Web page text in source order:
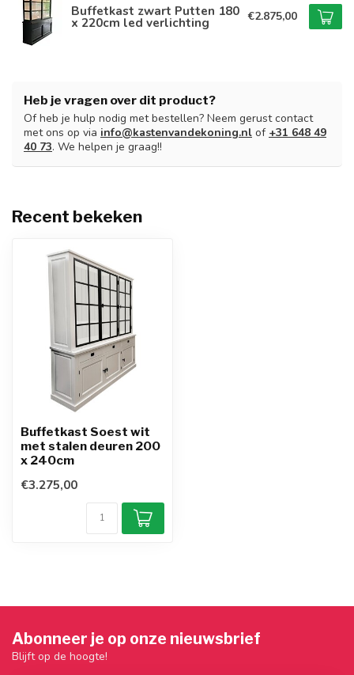
Buffetkast zwart Putten 180
x 220cm led verlichting €2.875,00
Heb je vragen over dit product?
Of heb je hulp nodig met bestellen? Neem gerust contact
met ons op via info@kastenvandekoning.nl of +31 648 49
40 73. We helpen je graag!!
Recent bekeken
Buffetkast Soest wit
met stalen deuren 200
x 240cm
€3.275,00
Abonneer je op onze nieuwsbrief
Blijft op de hoogte!